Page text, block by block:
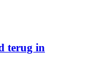
terug in